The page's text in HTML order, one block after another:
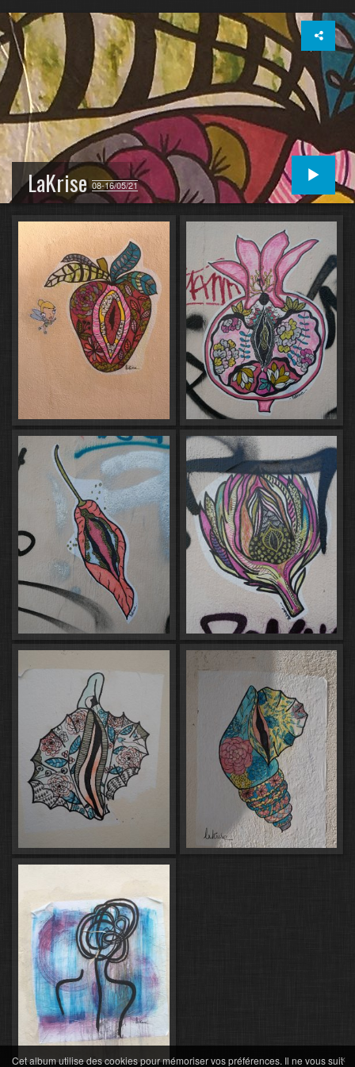
LaKrise08-16/05/21
×
Cet album utilise des cookies pour mémoriser vos préférences. Il ne vous suit